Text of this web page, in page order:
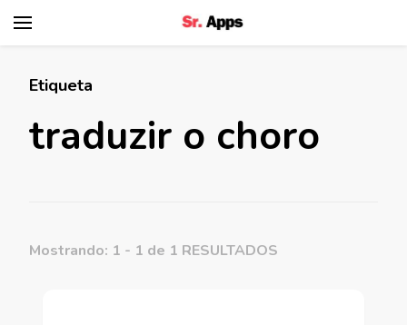
Etiqueta
traduzir o choro
Mostrando: 1 - 1 de 1 RESULTADOS